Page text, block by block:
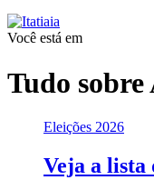
Você está em
Tudo sobre
Eleições 2026
Veja a lista